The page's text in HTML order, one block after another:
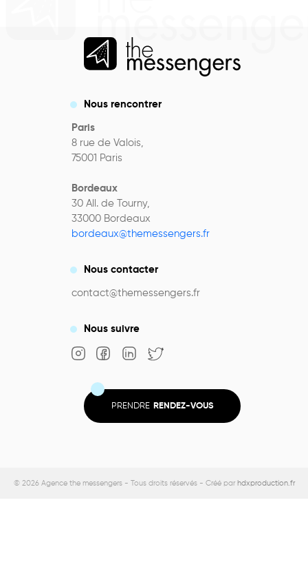
Nous rencontrer
Paris
8 rue de Valois,
75001 Paris
Bordeaux
30 All. de Tourny,
33000 Bordeaux
bordeaux@themessengers.fr
Nous contacter
contact@themessengers.fr
Nous suivre
PRENDRE RENDEZ-VOUS
© 2026 Agence the messengers - Tous droits réservés - Créé par hdxproduction.fr